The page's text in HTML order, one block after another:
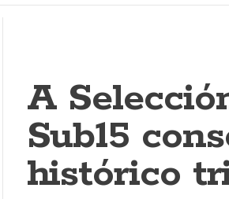
A
Sub15
histórico